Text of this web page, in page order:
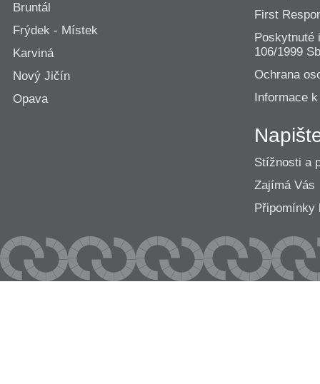
Bruntál
Frýdek - Místek
Karviná
Nový Jičín
Opava
First
Poskytnuté
106/1999
Ochrana
Informace
Stížnosti a
Zajímá Vás
Připomínky